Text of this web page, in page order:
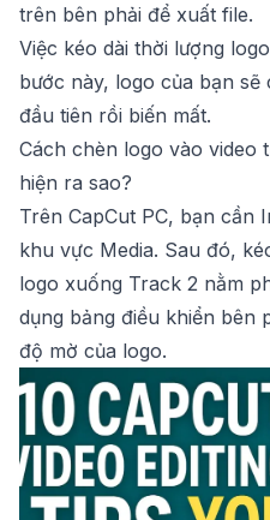
trên bên phải để xuất file.
Việc kéo dài thời lượng
bước này, logo của bạn
đầu tiên rồi biến mất.
Cách chèn logo vào video
hiện ra sao?
Trên CapCut PC, bạn cần
khu vực Media. Sau đó,
logo xuống Track 2 nằm
dụng bảng điều khiển bên
độ mờ của logo.